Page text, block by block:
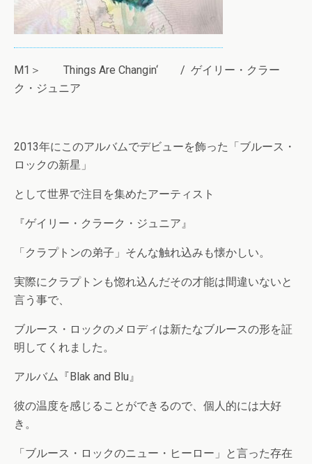
M1＞ Things Are Changin‘ / ゲイリー・クラー
ク・ジュニア
2013年にこのアルバムでデビューを飾った「ブルース・
ロックの新星」
として世界で注目を集めたアーティスト
『ゲイリー・クラーク・ジュニア』
「クラプトンの弟子」そんな触れ込みも懐かしい。
実際にクラプトンも惚れ込んだその才能は間違いないと
言う事で、
ブルース・ロックのメロディは新たなブルースの形を証
明してくれました。
アルバム『Blak and Blu』
彼の温度を感じることができるので、個人的には大好
き。
「ブルース・ロックのニュー・ヒーロー」と言った存在